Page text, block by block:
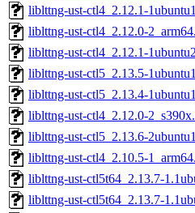
liblttng-ust-ctl4_2.12.1-
liblttng-ust-ctl4_2.12.0-
liblttng-ust-ctl4_2.12.1-
liblttng-ust-ctl5_2.13.5-
liblttng-ust-ctl5_2.13.4-
liblttng-ust-ctl4_2.12.0-
liblttng-ust-ctl5_2.13.6-
liblttng-ust-ctl4_2.10.5-
liblttng-ust-ctl5t64_2.13.7-
liblttng-ust-ctl5t64_2.13.7-